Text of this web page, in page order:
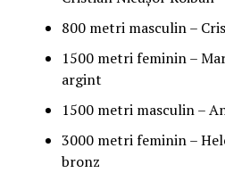
800 metri masculin –
1500 metri feminin –
argint
1500 metri masculin –
3000 metri feminin –
bronz